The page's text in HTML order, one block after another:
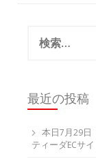
最近の投稿
本日7月29日
ティーダECサ